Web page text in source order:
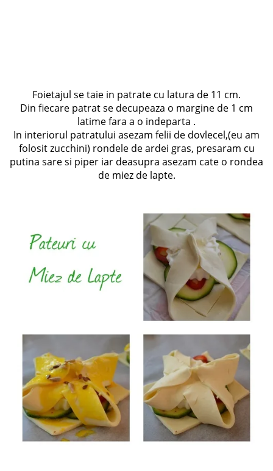
Foietajul se taie in patrate cu latura de 11 cm.
Din fiecare patrat se decupeaza o margine de 1 cm
latime fara a o indeparta .
In interiorul patratului asezam felii de dovlecel,(eu am
folosit zucchini) rondele de ardei gras, presaram cu
putina sare si piper iar deasupra asezam cate o rondea
de miez de lapte.